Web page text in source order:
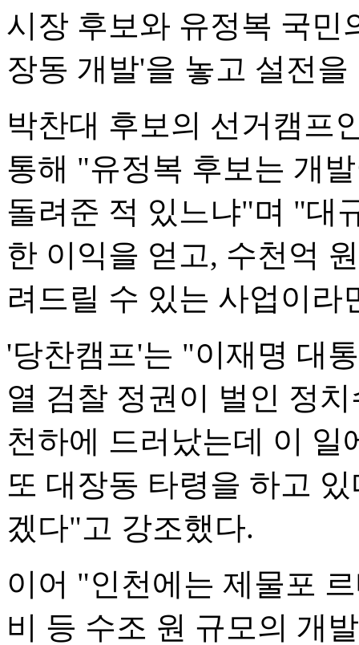
시장 후보와 유정복 국민
장동 개발'을 놓고 설전을
박찬대 후보의 선거캠프
통해 "유정복 후보는 개
돌려준 적 있느냐"며 "대
한 이익을 얻고, 수천억
려드릴 수 있는 사업이
'당찬캠프'는 "이재명 대
열 검찰 정권이 벌인 정
천하에 드러났는데 이 일
또 대장동 타령을 하고
겠다"고 강조했다.
이어 "인천에는 제물포
비 등 수조 원 규모의 개